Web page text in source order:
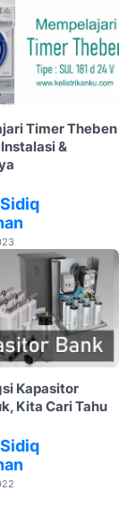
Timer Theben
&
Kapasitor
Kita Cari Tahu